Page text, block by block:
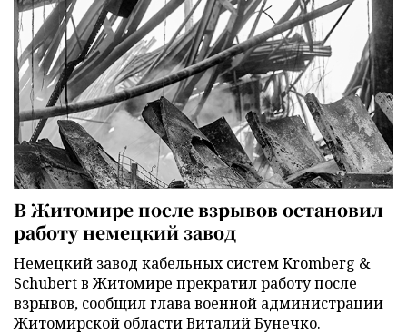
В Житомире после взрывов остановил
работу немецкий завод
Немецкий завод кабельных систем Kromberg &
Schubert в Житомире прекратил работу после
взрывов, сообщил глава военной администрации
Житомирской области Виталий Бунечко.